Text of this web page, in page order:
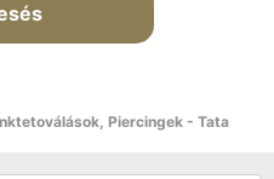
Piercingek - Tata